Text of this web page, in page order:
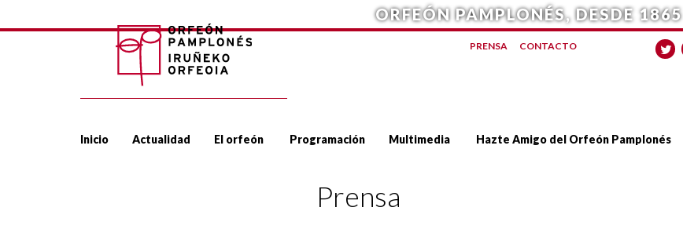
ORFEÓN PAMPLONÉS, DESDE 1865
PRENSA CONTACTO
Inicio Actualidad El orfeón Programación Multimedia Hazte Amigo del Orfeón Pamplonés
Prensa